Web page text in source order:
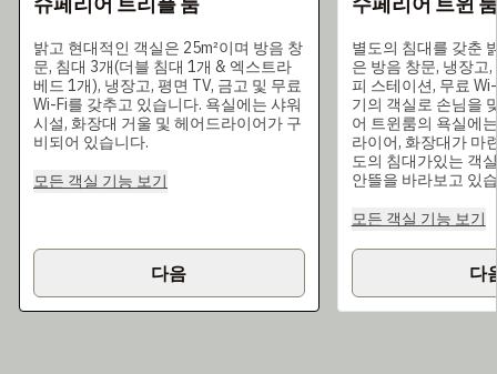
밝고 현대적인 객실은 25m²이며 방음 창
문, 침대 3개(더블 침대 1개 & 엑스트라
베드 1개), 냉장고, 평면 TV, 금고 및 무료
Wi-Fi를 갖추고 있습니다. 욕실에는 샤워
시설, 화장대 거울 및 헤어드라이어가 구
비되어 있습니다.
모든 객실 기능 보기
다음
별도의 침대를 갖춘
은 방음 창문, 냉장고
피 스테이션, 무료
기의 객실로 손님을
어 트윈룸의 욕실에
라이어, 화장대가 마
도의 침대가있는 객
안뜰을 바라보고 있
모든 객실 기능 보기
다